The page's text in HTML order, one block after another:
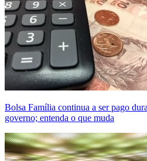
Bolsa Família continua a ser pago
governo; entenda o que muda